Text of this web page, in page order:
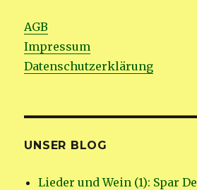
AGB
Impressum
Datenschutzerklärung
UNSER BLOG
Lieder und Wein (1): Spar